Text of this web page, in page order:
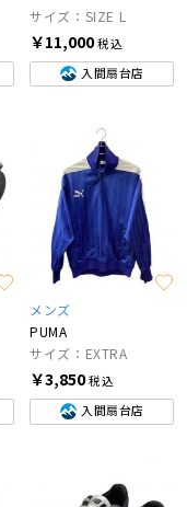
サイズ：SIZE L
￥11,000税込
入間扇台店
メンズ
PUMA
サイズ：EXTRA
￥3,850税込
入間扇台店